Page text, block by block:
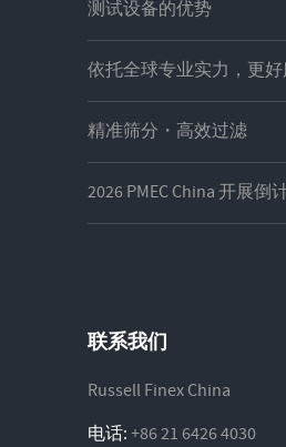
测试设备的优势
依托全球专业实力，更
精准筛分・高效过滤
2026 PMEC China 开展倒
联系我们
Russell Finex China
电话:+86 21 6426 4030